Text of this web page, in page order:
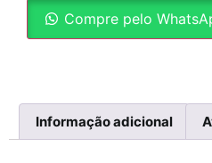
Compre pelo
Informação adicional